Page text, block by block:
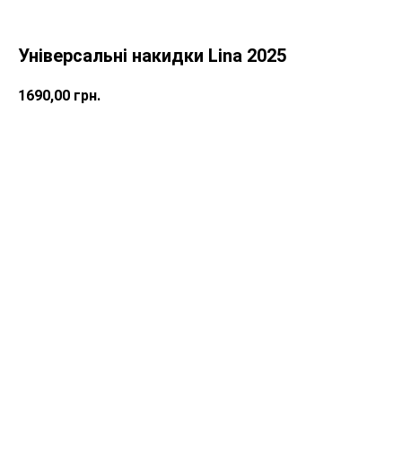
Універсальні накидки Lina 2025
1690,00 грн.